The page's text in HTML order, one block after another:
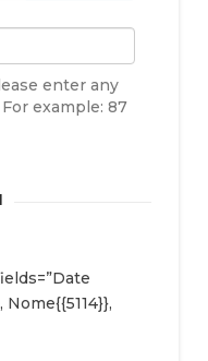
enter any
example: 87